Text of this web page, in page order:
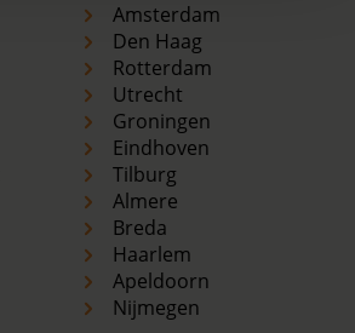
Amsterdam
Den Haag
Rotterdam
Utrecht
Groningen
Eindhoven
Tilburg
Almere
Breda
Haarlem
Apeldoorn
Nijmegen